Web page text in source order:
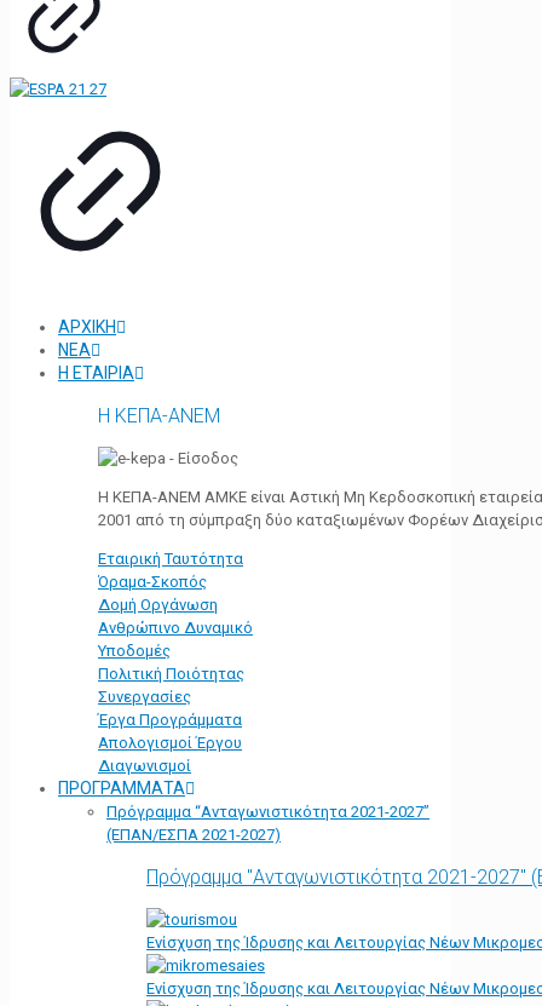
ΑΡΧΙΚΗ
ΝΕΑ
Η ΕΤΑΙΡΙΑ
Η ΚΕΠΑ-ΑΝΕΜ
Η ΚΕΠΑ-ΑΝΕΜ ΑΜΚΕ είναι Αστική Μη Κερδοσκοπική
2001 από τη σύμπραξη δύο καταξιωμένων Φορέων
Εταιρική Ταυτότητα
Όραμα-Σκοπός
Δομή Οργάνωση
Ανθρώπινο Δυναμικό
Υποδομές
Πολιτική Ποιότητας
Συνεργασίες
Έργα Προγράμματα
Απολογισμοί Έργου
Διαγωνισμοί
ΠΡΟΓΡΑΜΜΑΤΑ
Πρόγραμμα “Ανταγωνιστικότητα 2021-2027”
(ΕΠΑΝ/ΕΣΠΑ 2021-2027)
Πρόγραμμα "Ανταγωνιστικότητα 2021-
Ενίσχυση της Ίδρυσης και Λειτουργίας Νέων
Ενίσχυση της Ίδρυσης και Λειτουργίας Νέων